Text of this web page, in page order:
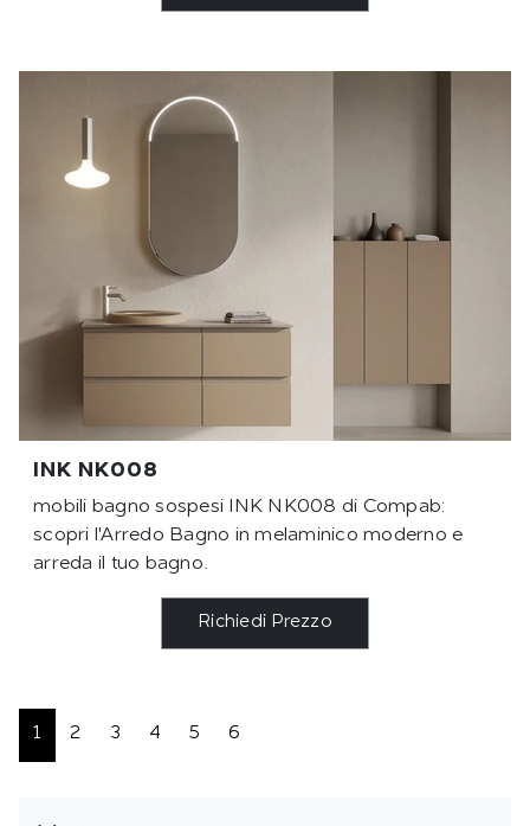
INK NK008
mobili bagno sospesi INK NK008 di Compab:
scopri l'Arredo Bagno in melaminico moderno e
arreda il tuo bagno.
Richiedi Prezzo
1 2 3 4 5 6